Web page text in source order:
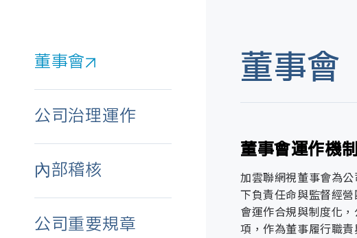
董事會
公司治理運作
內部稽核
公司重要規章
董事會
董事會運作機
加雲聯網視董事會為
下負責任命與監督經
會運作合規與制度化
項，作為董事履行職
強化治理韌性
內控制度與稽
誠信與法遵治
風險與內部控
資訊安全治理架
客戶信任經營與
供應商遴選與